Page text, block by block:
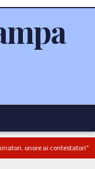
onore ai contestatori"